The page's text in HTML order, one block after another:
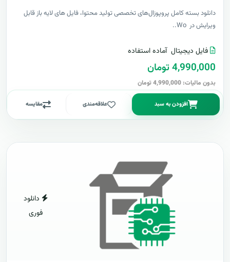
دانلود بسته کامل پروپوزال‌های تخصصی تولید محتوا، فایل های لایه باز قابل
ویرایش در Wo..
فایل دیجیتال آماده استفاده
4,990,000 تومان
بدون مالیات: 4,990,000 تومان
افزودن به سبد علاقه‌مندی مقایسه
دانلود
فوری